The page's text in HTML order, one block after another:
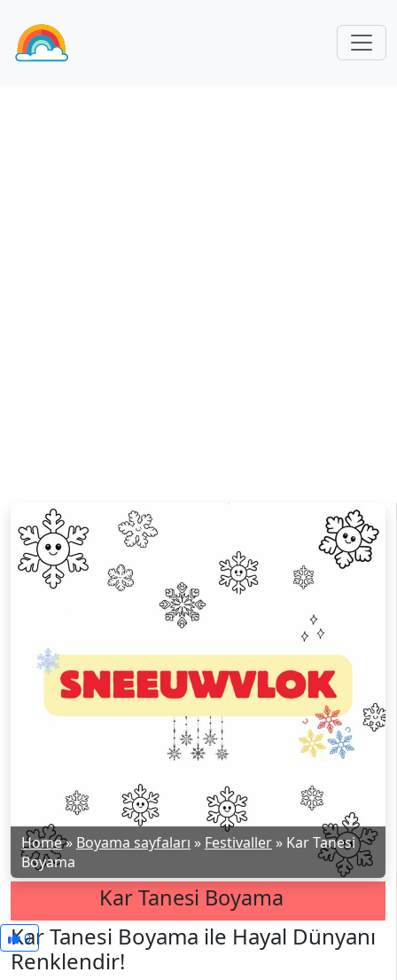
Home» Boyama sayfaları » Festivaller » Kar Tanesi
Boyama
Kar Tanesi Boyama
0
Kar Tanesi Boyama ile Hayal Dünyanı
Renklendir!